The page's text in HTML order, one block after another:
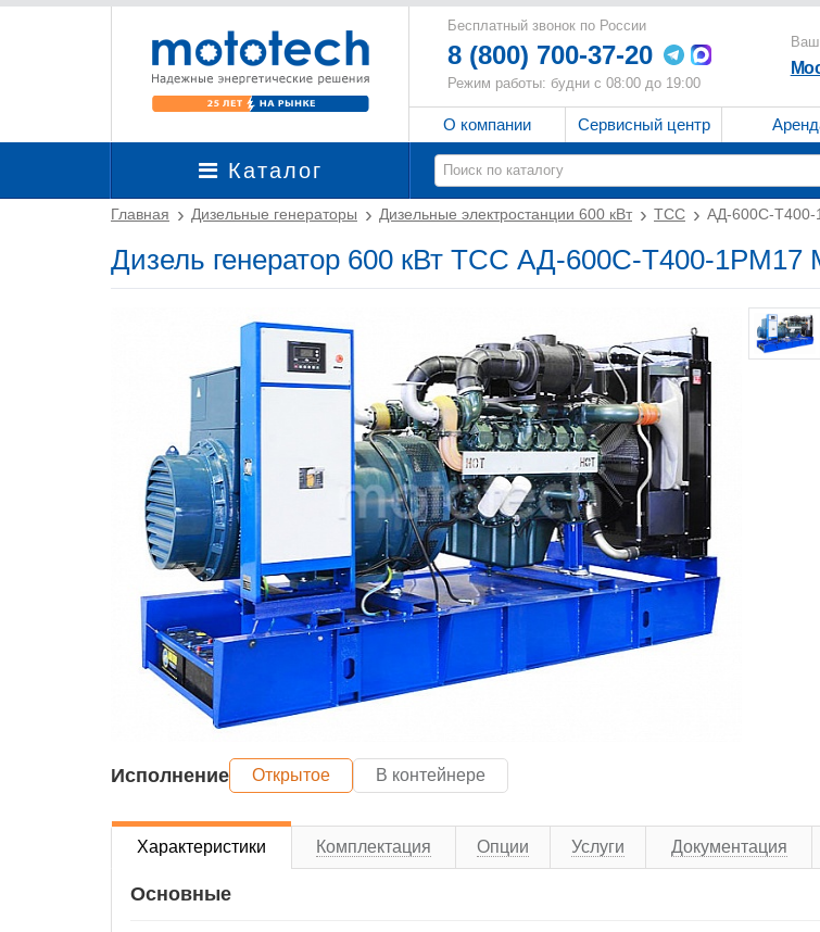
Бесплатный звонок по России
8 (800) 700-37-20
Режим работы: будни с 08:00 до 19:00
Ваш
О компании Сервисный центр
Каталог
Главная Дизельные генераторы Дизельные электростанции 600 кВт ТСС АД-600С-Т400-
Дизель генератор 600 кВт ТСС АД-600С-Т400-1РМ17
Исполнение Открытое В контейнере
Характеристики Комплектация Опции Услуги Документация
Основные